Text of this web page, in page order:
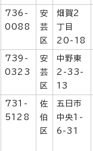
736-
0088
安
芸
区
畑賀2
丁目
20-18
739-
0323
安
芸
区
中野東
2-33-
13
731-
5128
佐
伯
区
五日市
中央1-
6-31